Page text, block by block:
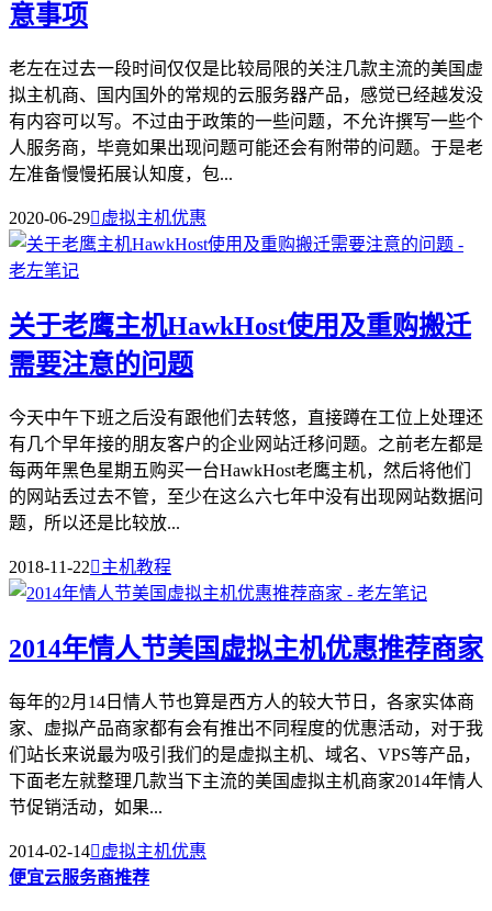
意事项
老左在过去一段时间仅仅是比较局限的关注几款主流的美国虚
拟主机商、国内国外的常规的云服务器产品，感觉已经越发没
有内容可以写。不过由于政策的一些问题，不允许撰写一些个
人服务商，毕竟如果出现问题可能还会有附带的问题。于是老
左准备慢慢拓展认知度，包...
2020-06-29虚拟主机优惠
关于老鹰主机HawkHost使用及重购搬迁
需要注意的问题
今天中午下班之后没有跟他们去转悠，直接蹲在工位上处理还
有几个早年接的朋友客户的企业网站迁移问题。之前老左都是
每两年黑色星期五购买一台HawkHost老鹰主机，然后将他们
的网站丢过去不管，至少在这么六七年中没有出现网站数据问
题，所以还是比较放...
2018-11-22主机教程
2014年情人节美国虚拟主机优惠推荐商家
每年的2月14日情人节也算是西方人的较大节日，各家实体商
家、虚拟产品商家都有会有推出不同程度的优惠活动，对于我
们站长来说最为吸引我们的是虚拟主机、域名、VPS等产品，
下面老左就整理几款当下主流的美国虚拟主机商家2014年情人
节促销活动，如果...
2014-02-14虚拟主机优惠
便宜云服务商推荐